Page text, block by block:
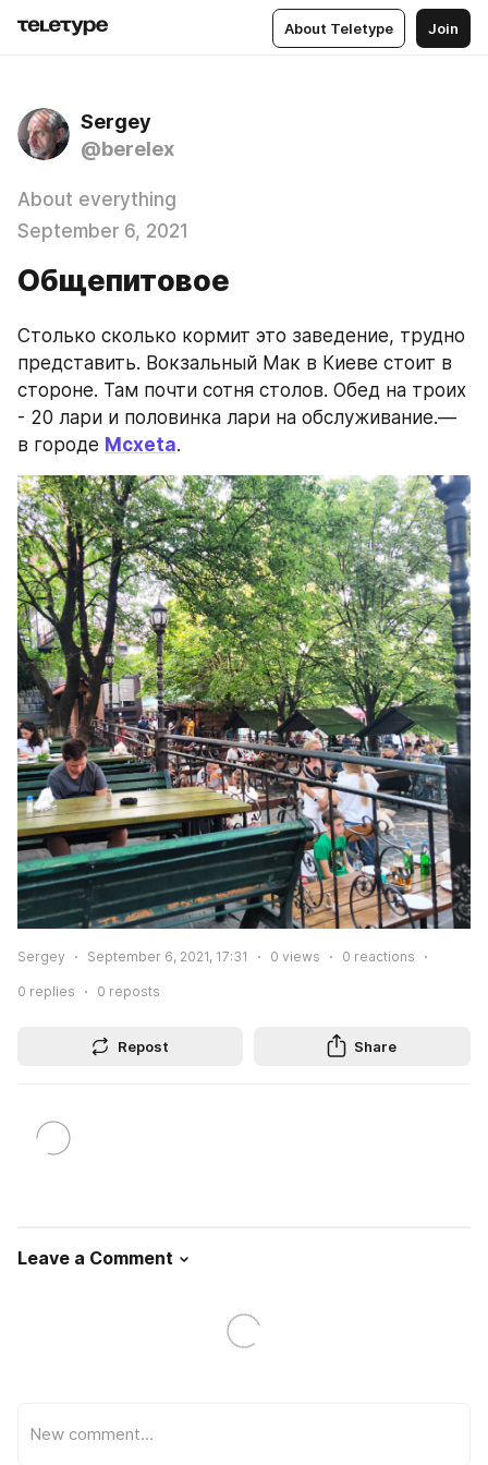
About Teletype Join
Sergey
@berelex
About everything
September 6, 2021
Общепитовое
Столько сколько кормит это заведение, трудно
представить. Вокзальный Мак в Киеве стоит в
стороне. Там почти сотня столов. Обед на троих
- 20 лари и половинка лари на обслуживание.—
в городе Mcxeta.
Sergey September 6, 2021, 17:31 0 views 0 reactions
0 replies 0 reposts
Repost Share
Leave a Comment